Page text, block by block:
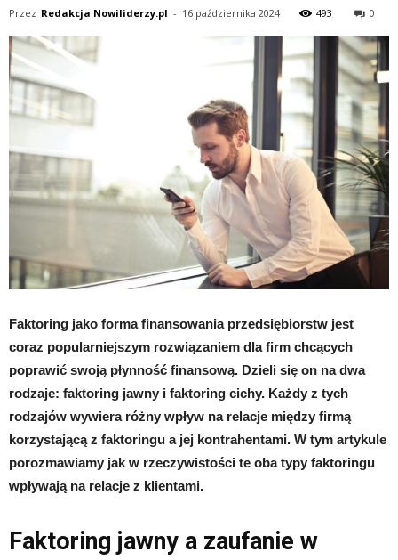
Przez Redakcja Nowiliderzy.pl - 16 października 2024 493 0
Faktoring jako forma finansowania przedsiębiorstw jest
coraz popularniejszym rozwiązaniem dla firm chcących
poprawić swoją płynność finansową. Dzieli się on na dwa
rodzaje: faktoring jawny i faktoring cichy. Każdy z tych
rodzajów wywiera różny wpływ na relacje między firmą
korzystającą z faktoringu a jej kontrahentami. W tym artykule
porozmawiamy jak w rzeczywistości te oba typy faktoringu
wpływają na relacje z klientami.
Faktoring jawny a zaufanie w